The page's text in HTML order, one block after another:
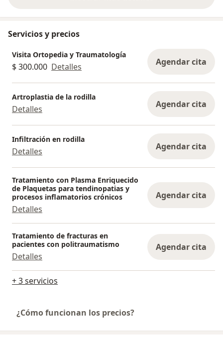
Servicios y precios
Visita Ortopedia y Traumatología
$ 300.000 Detalles Agendar cita
Artroplastia de la rodilla
Detalles Agendar cita
Infiltración en rodilla
Detalles Agendar cita
Tratamiento con Plasma Enriquecido
de Plaquetas para tendinopatias y
procesos inflamatorios crónicos
Detalles
Agendar cita
Tratamiento de fracturas en
pacientes con politraumatismo
Detalles
Agendar cita
+ 3 servicios
¿Cómo funcionan los precios?